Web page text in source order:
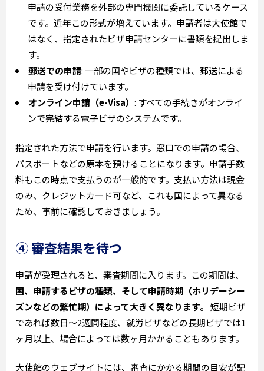
申請の受付業務を外部の専門機関に委託しているケース
です。近年この形式が増えています。申請者は大使館で
はなく、指定されたビザ申請センターに書類を提出しま
す。
郵送での申請: 一部の国やビザの種類では、郵送による
申請を受け付けています。
オンライン申請（e-Visa） : すべての手続きがオンライ
ンで完結する電子ビザのシステムです。
指定された方法で申請を行います。窓口での申請の場合、
パスポートなどの原本を預けることになります。申請手数
料もこの時点で支払うのが一般的です。支払い方法は現金
のみ、クレジットカード可など、これも国によって異なる
ため、事前に確認しておきましょう。
④ 審査結果を待つ
申請が受理されると、審査期間に入ります。この期間は、
国、申請するビザの種類、そして申請時期（ホリデーシー
ズンなどの繁忙期）によって大きく異なります。 短期ビザ
であれば数日〜2週間程度、就労ビザなどの長期ビザでは1
ヶ月以上、場合によっては数ヶ月かかることもあります。
大使館のウェブサイトには、審査にかかる期間の目安が記